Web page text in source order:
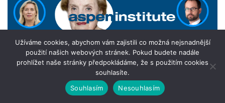
(54 806)
Užíváme cookies, abychom vám zajistili co možná nejsnadnější
použití našich webových stránek. Pokud budete nadále
prohlížet naše stránky předpokládáme, že s použitím cookies
souhlasíte.
Souhlasím
Nesouhlasím